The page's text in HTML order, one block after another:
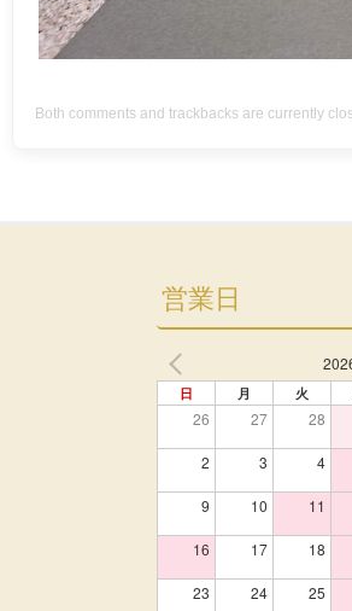
Both comments and trackbacks are currently
営業日
日 月 火
26 27 28
2 3 4
9 10 11
16 17 18
23 24 25